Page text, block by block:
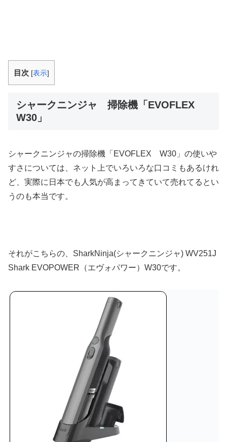
目次 [表示]
シャークニンジャ 掃除機「EVOFLEX
W30」
シャークニンジャの掃除機「EVOFLEX W30」の使いや
すさについては、ネット上でいろいろな口コミもあるけれ
ど、実際に日本でも人気が高まってきていて売れてるとい
うのも本当です。
それがこちらの、SharkNinja(シャークニンジャ) WV251J
Shark EVOPOWER（エヴォパワー）W30です。